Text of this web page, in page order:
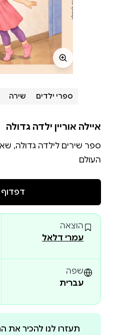
ספרי ילדים שירה
איילה אוריין ילדה גדולה
ספר שירים לילדה גדולה,
העולם
הוצאה
עמרי דלאל
שפה
עברית
תעזרו לנו להכיר את